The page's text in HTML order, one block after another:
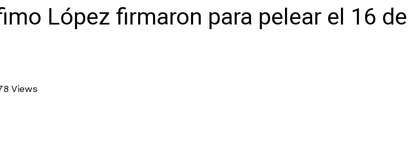
López firmaron para pelear el 16 de
Views